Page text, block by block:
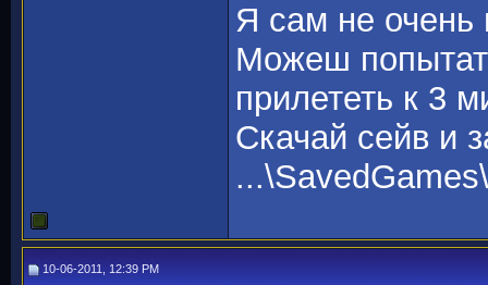
Я сам не очень
Можеш
прилететь к 3
Скачай сейв и
10-06-2011, 12:39 PM